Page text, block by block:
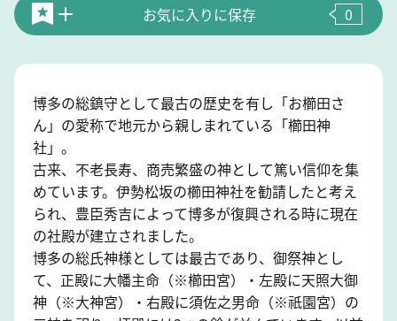
お気に入りに保存 0
博多の総鎮守として最古の歴史を有し「お櫛田さ
ん」の愛称で地元から親しまれている「櫛田神
社」。
古来、不老長寿、商売繁盛の神として篤い信仰を集
めています。伊勢松坂の櫛田神社を勧請したと考え
られ、豊臣秀吉によって博多が復興される時に現在
の社殿が建立されました。
博多の総氏神様としては最古であり、御祭神とし
て、正殿に大幡主命（※櫛田宮）・左殿に天照大御
神（※大神宮）・右殿に須佐之男命（※祇園宮）の